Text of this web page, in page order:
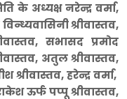
के अध्यक्ष नरेन्द्र वर्मा,
श्रीवास्तव,
सभासद प्रमोद
अतुल श्रीवास्तव,
श्रीवास्तव, हरेन्द्र वर्मा,
ऊर्फ पप्पू श्रीवास्तव,